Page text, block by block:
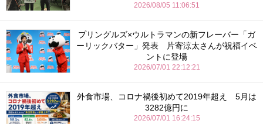
2026/08/05 11:06:51
プリングルズ×ウルトラマンの新フレーバー「ガ
ーリックバター」発表 片寄涼太さんが祝福イベ
ントに登場
2026/07/01 22:12:21
外食市場、コロナ禍後初めて2019年超え 5月は
3282億円に
2026/07/01 16:24:15